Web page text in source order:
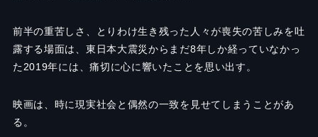
前半の重苦しさ、とりわけ生き残った人々が喪失の苦しみを吐
露する場面は、東日本大震災からまだ8年しか経っていなかっ
た2019年には、痛切に心に響いたことを思い出す。
映画は、時に現実社会と偶然の一致を見せてしまうことがあ
る。